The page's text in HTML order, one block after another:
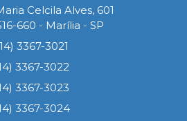
Celcila Alves, 601
660 - Marília - SP
3367-3021
3367-3022
3367-3023
3367-3024